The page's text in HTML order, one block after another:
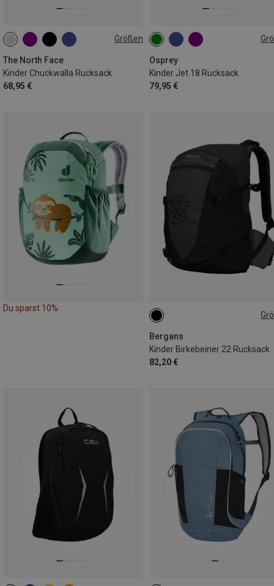
Größen
The North Face
Kinder Chuckwalla Rucksack
68,95 €
ONE SIZE
Osprey
Kinder Jet 18 Rucksack
79,95 €
18L
Du sparst 10%
Bergans
Kinder Birkebeiner 22 Rucksack
82,20 €
22L